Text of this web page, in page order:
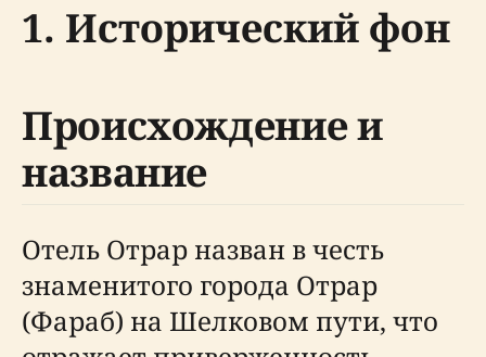
1. Исторический фон
Происхождение и
название
Отель Отрар назван в честь
знаменитого города Отрар
(Фараб) на Шелковом пути, что